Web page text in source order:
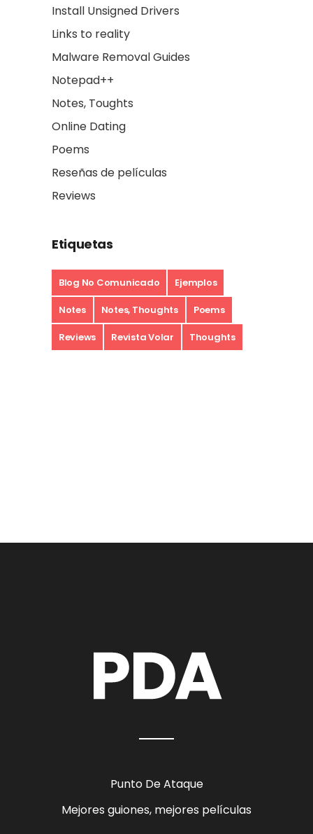
Install Unsigned Drivers
Links to reality
Malware Removal Guides
Notepad++
Notes, Toughts
Online Dating
Poems
Reseñas de películas
Reviews
Etiquetas
Blog No Comunicado Ejemplos
Notes Notes, Thoughts Poems
Reviews Revista Volar Thoughts
Punto De Ataque
Mejores guiones, mejores películas